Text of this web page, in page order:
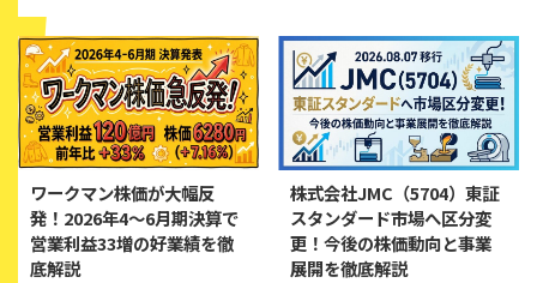
ワークマン株価が大幅反
発！2026年4〜6月期決算で
営業利益33増の好業績を徹
底解説
株式会社JMC（5704）東証
スタンダード市場へ区分変
更！今後の株価動向と事業
展開を徹底解説